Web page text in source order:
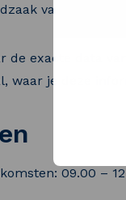
van een goed
de exacte data
waar je deze
09.00 –